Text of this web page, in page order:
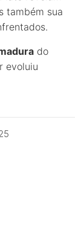
também sua
do
evoluiu